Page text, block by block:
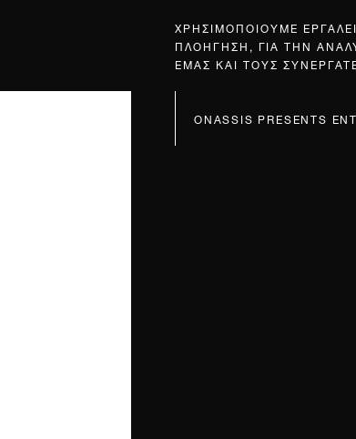
ΧΡΗΣΙΜΟΠΟΙΟΥΜΕ
ΠΛΟΗΓΗΣΗ, ΓΙΑ ΤΗΝ
ΕΜΑΣ ΚΑΙ ΤΟΥΣ
ONASSIS PRESENTS